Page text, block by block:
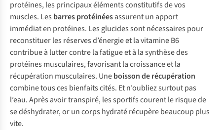
protéines, les principaux éléments constitutifs de vos
muscles. Les barres protéinéesassurent un apport
immédiat en protéines. Les glucides sont nécessaires pour
reconstituer les réserves d’énergie et la vitamine B6
contribue à lutter contre la fatigue et à la synthèse des
protéines musculaires, favorisant la croissance et la
récupération musculaires. Uneboisson de récupération
combine tous ces bienfaits cités. Et n’oubliez surtout pas
l’eau. Après avoir transpiré, les sportifs courent le risque de
se déshydrater, or un corps hydraté récupère beaucoup plus
vite.